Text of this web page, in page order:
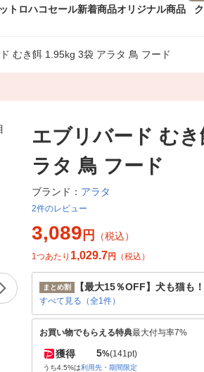
ト ロハコセール新着商品オリジナル商品
むき餌 1.95kg 3袋 アラタ 鳥 フード
エブリバード む
ラタ 鳥 フード
ブランド： アラタ
2件のレビュー
3,089 円 （税込）
1つあたり 1,029.7円 （税込）
まとめ割 【最大15％OFF】犬も猫も
すべて見る（全1件）
お買い物でもらえる特典最大付与率7%
獲得 5%(141pt)
うち4.5%は利用先・期間限定